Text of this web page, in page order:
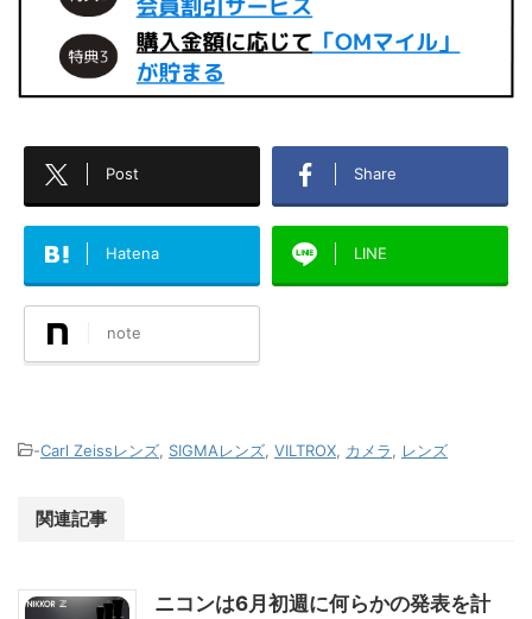
Post Share
Hatena LINE
note
-Carl Zeissレンズ SIGMAレンズ VILTROX カメラ レンズ
関連記事
ニコンは6月初週に何らかの発表を計